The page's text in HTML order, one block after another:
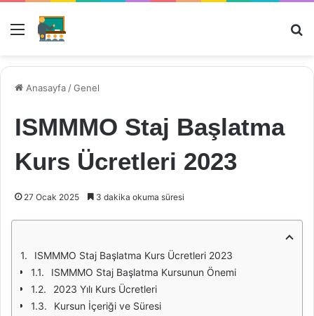
Menü
Anasayfa /Genel
ISMMMO Staj Başlatma
Kurs Ücretleri 2023
27 Ocak 2025 3 dakika okuma süresi
ISMMMO Staj Başlatma Kurs Ücretleri 2023
ISMMMO Staj Başlatma Kursunun Önemi
2023 Yılı Kurs Ücretleri
Kursun İçeriği ve Süresi